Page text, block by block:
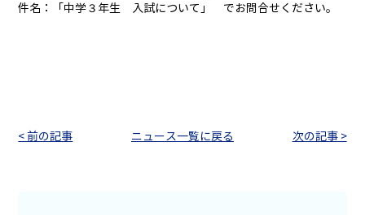
件名：「中学３年生 入試について」 でお問合せください。
< 前の記事 次の記事 >
ニュース一覧に戻る